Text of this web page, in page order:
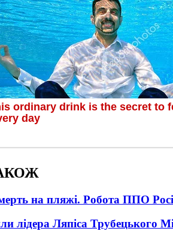
на пляжі. Робота ППО
лідера Ляпіса Трубецького